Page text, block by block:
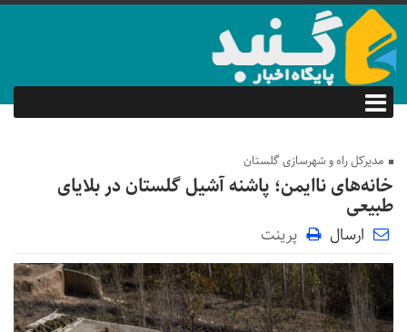
مدیرکل راه و شهرسازی گلستان
خانه‌های ناایمن؛ پاشنه آشیل گلستان در بلایای
طبیعی
ارسال پرینت